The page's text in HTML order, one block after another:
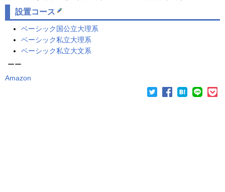
設置コース
ベーシック国公立大理系
ベーシック私立大理系
ベーシック私立大文系
ーー
Amazon